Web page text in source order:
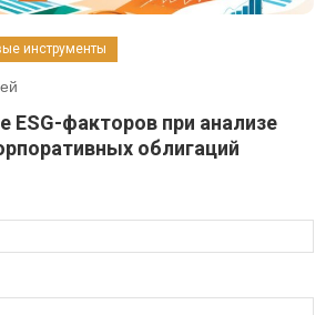
инструменты
ESG-факторов при анализе
облигаций